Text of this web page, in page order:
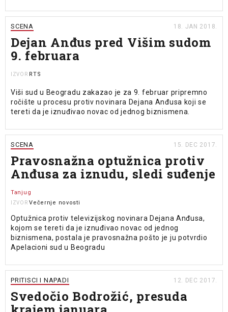
SCENA 18. JAN 2018.
Dejan Anđus pred Višim sudom
9. februara
IZVOR RTS
Viši sud u Beogradu zakazao je za 9. februar pripremno
ročište u procesu protiv novinara Dejana Anđusa koji se
tereti da je iznuđivao novac od jednog biznismena.
SCENA 15. DEC 2017.
Pravosnažna optužnica protiv
Anđusa za iznudu, sledi suđenje
Tanjug
IZVOR Večernje novosti
Optužnica protiv televizijskog novinara Dejana Anđusa,
kojom se tereti da je iznuđivao novac od jednog
biznismena, postala je pravosnažna pošto je ju potvrdio
Apelacioni sud u Beogradu
PRITISCI I NAPADI 12. DEC 2017.
Svedočio Bodrožić, presuda